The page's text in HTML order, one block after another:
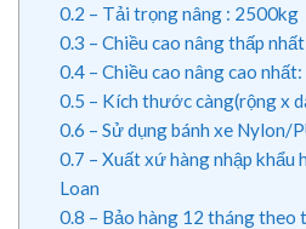
0.2 – Tải trọng nâng : 2500kg
0.3 – Chiều cao nâng thấp
0.4– Chiều cao nâng cao
0.5 – Kích thước càng(rộng x
0.6 – Sử dụng bánh xe Nylon/
0.7 – Xuất xứ hàng nhập
Loan
0.8 – Bảo hàng 12 tháng theo